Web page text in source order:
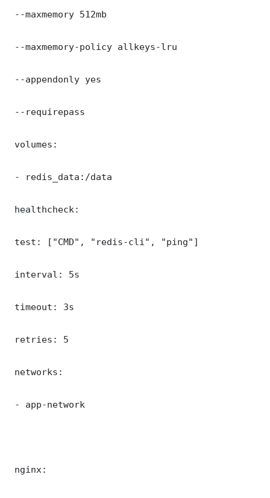
--maxmemory 512mb
--maxmemory-policy allkeys-lru
--appendonly yes
--requirepass
volumes:
- redis_data:/data
healthcheck:
test: ["CMD", "redis-cli", "ping"]
interval: 5s
timeout: 3s
retries: 5
networks:
- app-network
nginx: